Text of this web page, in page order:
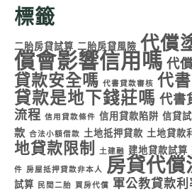
標籤
二胎房貸試算 二胎房貸風險 代償
償會影響信用嗎 代
貸款安全嗎 代書貸款審核 代
貸款是地下錢莊嗎 代書
流程 信用貸款條件 信用貸款陷阱 信貸
款 合法小額借款 土地抵押貸款 土地貸款
地貸款限制
土建融 建地貸款試算
件 房屋抵押貸款非本人 房貸代償
試算
民間二胎 買房代償 軍公教貸款利